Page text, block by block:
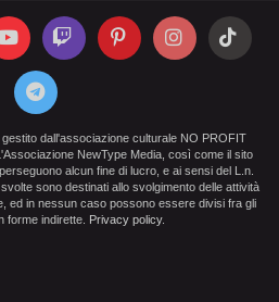
dall'associazione culturale NO PROFIT
NewType Media, così come il sito
alcun fine di lucro, e ai sensi del L.n.
sono destinati allo svolgimento delle attività
ed in nessun caso possono essere divisi fra gli
forme indirette. Privacy policy.